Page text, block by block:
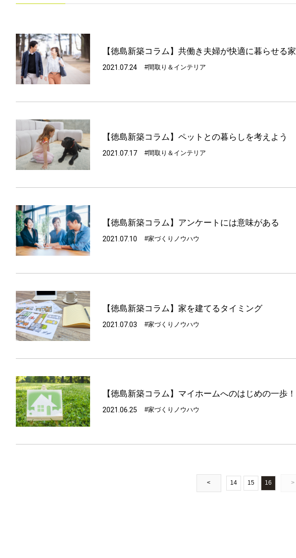
【徳島新築コラム】共働き夫婦が快適に暮らせる家
2021.07.24 #間取り＆インテリア
【徳島新築コラム】ペットとの暮らしを考えよう
2021.07.17 #間取り＆インテリア
【徳島新築コラム】アンケートには意味がある
2021.07.10 #家づくりノウハウ
【徳島新築コラム】家を建てるタイミング
2021.07.03 #家づくりノウハウ
【徳島新築コラム】マイホームへのはじめの一歩！
2021.06.25 #家づくりノウハウ
< 14 15 16 >